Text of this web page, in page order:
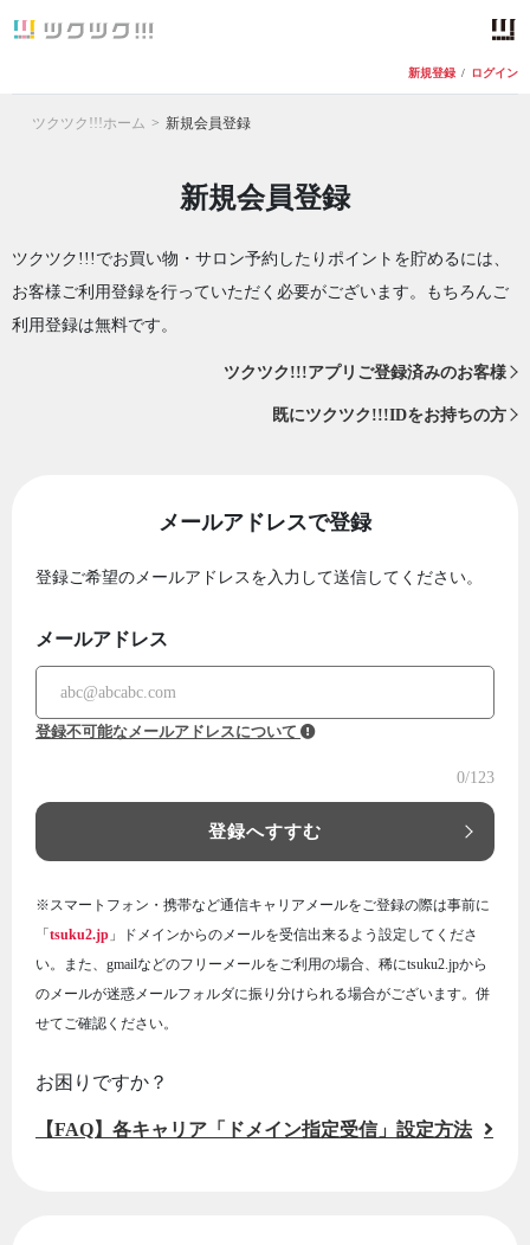
新規登録 / ログイン
ツクツク!!!ホーム 新規会員登録
新規会員登録
ツクツク!!!でお買い物・サロン予約したりポイントを貯めるには、
お客様ご利用登録を行っていただく必要がございます。もちろんご
利用登録は無料です。
ツクツク!!!アプリご登録済みのお客様
既にツクツク!!!IDをお持ちの方
メールアドレスで登録
登録ご希望のメールアドレスを入力して送信してください。
メールアドレス
登録不可能なメールアドレスについて
0/123
登録へすすむ
※スマートフォン・携帯など通信キャリアメールをご登録の際は事前に
「 tsuku2.jp 」ドメインからのメールを受信出来るよう設定してくださ
い。また、gmailなどのフリーメールをご利用の場合、稀にtsuku2.jpから
のメールが迷惑メールフォルダに振り分けられる場合がございます。併
せてご確認ください。
お困りですか？
【FAQ】各キャリア「ドメイン指定受信」設定方法